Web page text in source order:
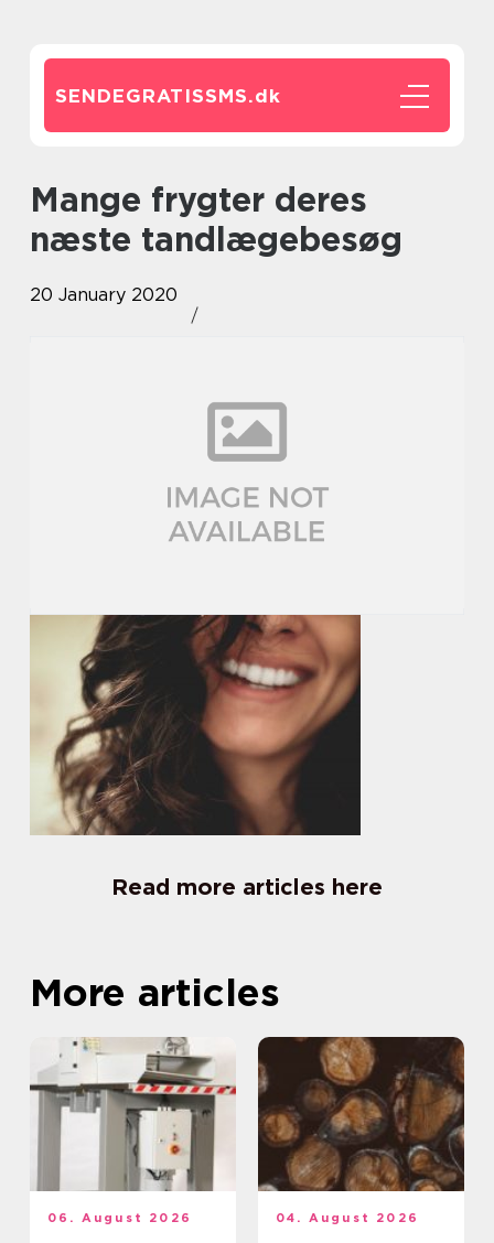
SENDEGRATISSMS.dk
Mange frygter deres
næste tandlægebesøg
20 January 2020
Read more articles here
More articles
06. August 2026 04. August 2026